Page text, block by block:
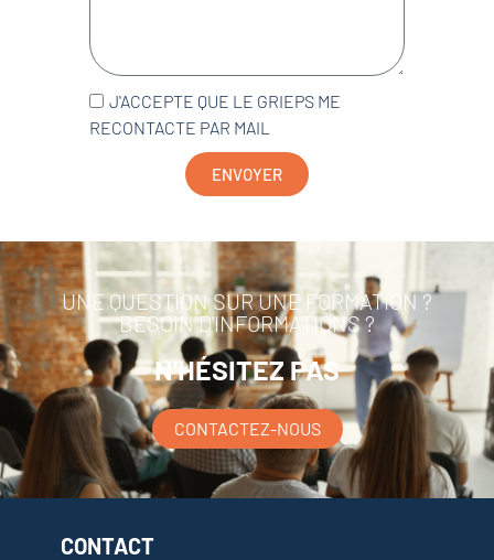
J'ACCEPTE QUE LE GRIEPS ME
RECONTACTE PAR MAIL
ENVOYER
UNE QUESTION SUR UNE FORMATION ?
BESOIN D'INFORMATIONS ?
N'HÉSITEZ PAS
CONTACTEZ-NOUS
CONTACT